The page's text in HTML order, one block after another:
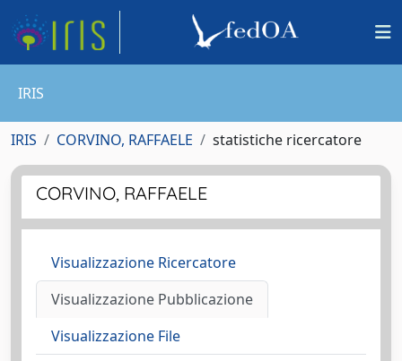
IRIS
IRIS CORVINO, RAFFAELE statistiche ricercatore
CORVINO, RAFFAELE
Visualizzazione Ricercatore
Visualizzazione Pubblicazione
Visualizzazione File